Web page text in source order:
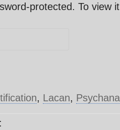
protected. To view
, Lacan,